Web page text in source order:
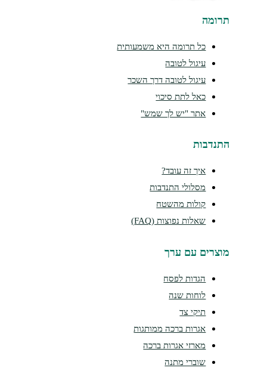
תרומה
כל תרומה היא משמעותית
עיגול לטובה
עיגול לטובה דרך השכר
כאל לתת סיכוי
אתר "יש לך שמש"
התנדבות
איך זה עובד?
מסלולי התנדבות
קולות מהשטח
שאלות נפוצות (FAQ)
מוצרים עם ערך
הגדות לפסח
לוחות שנה
תיקי צד
אגרות ברכה ממותגות
מארזי אגרות ברכה
שוברי מתנה